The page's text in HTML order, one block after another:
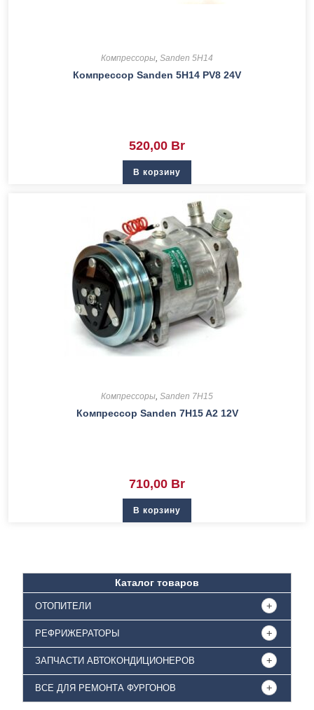
Компрессоры, Sanden 5H14
Компрессор Sanden 5H14 PV8 24V
520,00 Br
В корзину
Компрессоры Sanden 7H15
Компрессор Sanden 7H15 A2 12V
710,00 Br
В корзину
Каталог товаров
ОТОПИТЕЛИ
РЕФРИЖЕРАТОРЫ
ЗАПЧАСТИ АВТОКОНДИЦИОНЕРОВ
ВСЕ ДЛЯ РЕМОНТА ФУРГОНОВ